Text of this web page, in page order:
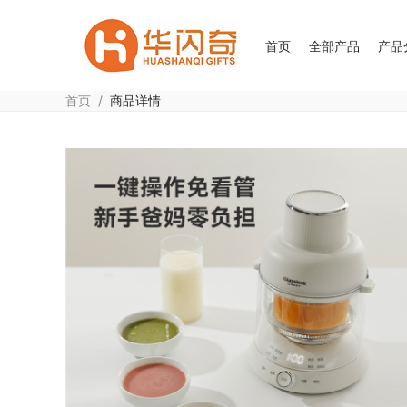
首页 全部产品 产
首页 / 商品详情